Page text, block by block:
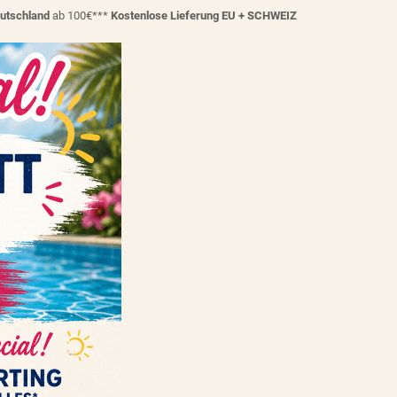
ab 100€*** Kostenlose Lieferung EU + SCHWEIZ